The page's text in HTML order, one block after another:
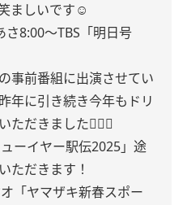
ましいです☺️
8:00〜TBS「明日号
事前番組に出演させてい
年に引き続き今年もドリ
ただきました🏃🏻‍♀️
ーイヤー駅伝2025」 途
ただきます！
「ヤマザキ新春スポー